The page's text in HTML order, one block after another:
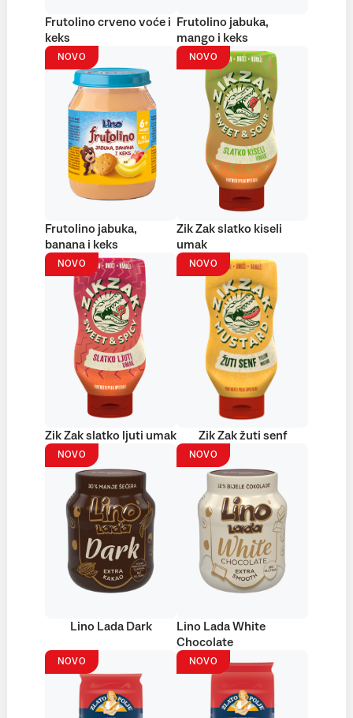
Frutolino crveno voće i
keks
Frutolino jabuka,
mango i keks
NOVO
Frutolino jabuka,
banana i keks
NOVO
Zik Zak slatko kiseli
umak
NOVO
Zik Zak slatko ljuti umak
NOVO
Zik Zak žuti senf
NOVO
Lino Lada Dark
NOVO
Lino Lada White
Chocolate
NOVO NOVO